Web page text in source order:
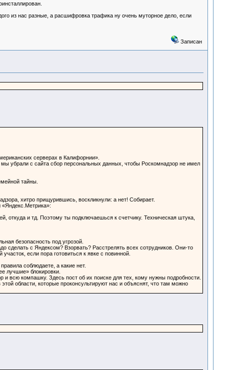
из нас разные, а расшифровка трафика ну очень муторное дело, если
Записан
серверах в Калифорнии».
убрали с сайта сбор персональных данных, чтобы Роскомнадзор не имел
тайны.
хитро прищурившись, воскликнули: а нет! Собирает.
«Яндекс.Метрика»:
откуда и тд. Поэтому ты подключаешься к счетчику. Техническая штука,
безопасность под угрозой.
сделать с Яндексом? Взорвать? Расстрелять всех сотрудников. Они-то
если пора готовиться к явке с повинной.
соблюдаете, а какие нет.
лучшие» блокировки.
всю компашку. Здесь пост об их поиске для тех, кому нужны подробности.
области, которые проконсультируют нас и объяснят, что там можно